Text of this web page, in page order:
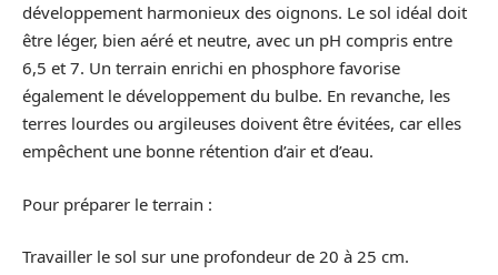
développement harmonieux des oignons. Le sol idéal doit
être léger, bien aéré et neutre, avec un pH compris entre
6,5 et 7. Un terrain enrichi en phosphore favorise
également le développement du bulbe. En revanche, les
terres lourdes ou argileuses doivent être évitées, car elles
empêchent une bonne rétention d’air et d’eau.
Pour préparer le terrain :
Travailler le sol sur une profondeur de 20 à 25 cm.